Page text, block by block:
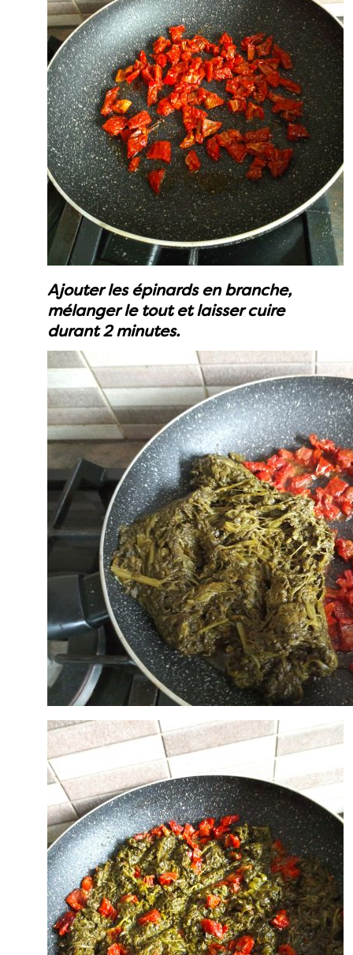
Ajouter les épinards en branche,
mélanger le tout et laisser cuire
durant 2 minutes.